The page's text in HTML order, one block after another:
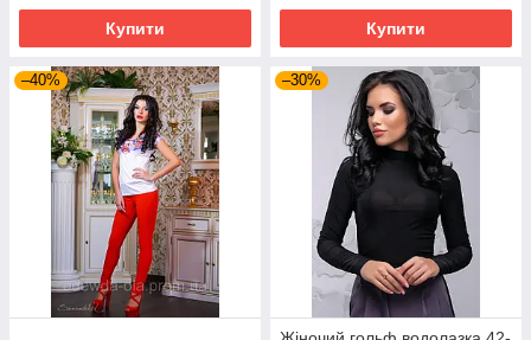
Купити Купити
–40% –30%